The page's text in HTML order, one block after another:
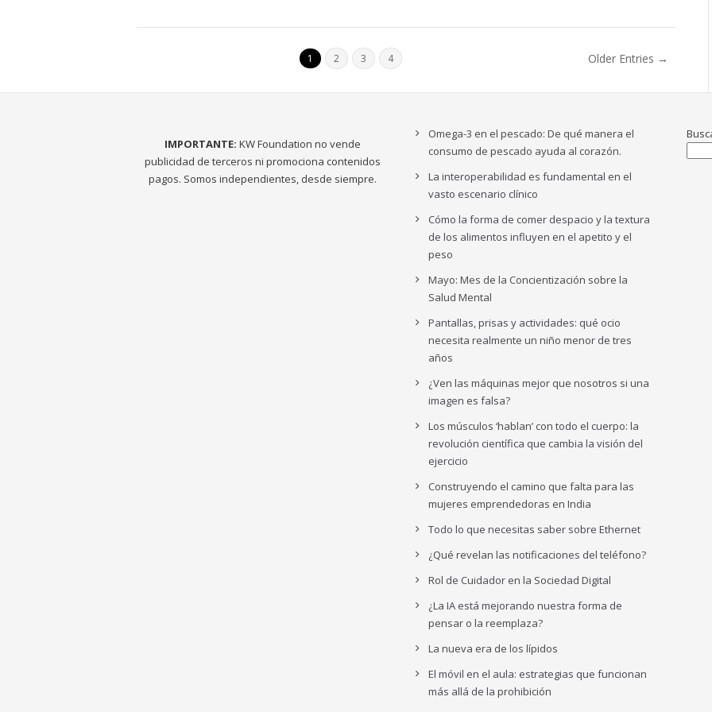
1 2 3 4 Older Entries →
IMPORTANTE: KW Foundation no vende
publicidad de terceros ni promociona contenidos
pagos. Somos independientes, desde siempre.
Omega-3 en el pescado: De qué manera el
consumo de pescado ayuda al corazón.
La interoperabilidad es fundamental en el
vasto escenario clínico
Cómo la forma de comer despacio y la textura
de los alimentos influyen en el apetito y el
peso
Mayo: Mes de la Concientización sobre la
Salud Mental
Pantallas, prisas y actividades: qué ocio
necesita realmente un niño menor de tres
años
¿Ven las máquinas mejor que nosotros si una
imagen es falsa?
Los músculos ‘hablan’ con todo el cuerpo: la
revolución científica que cambia la visión del
ejercicio
Construyendo el camino que falta para las
mujeres emprendedoras en India
Todo lo que necesitas saber sobre Ethernet
¿Qué revelan las notificaciones del teléfono?
Rol de Cuidador en la Sociedad Digital
¿La IA está mejorando nuestra forma de
pensar o la reemplaza?
La nueva era de los lípidos
El móvil en el aula: estrategias que funcionan
más allá de la prohibición